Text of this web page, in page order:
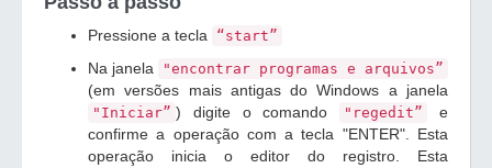
Pressione a tecla “start”
Na janela "encontrar programas e arquivos”
(em versões mais antigas do Windows a janela
"Iniciar” ) digite o comando "regedit”
e
confirme a operação com a tecla "ENTER". Esta
operação inicia o editor do registro. Esta